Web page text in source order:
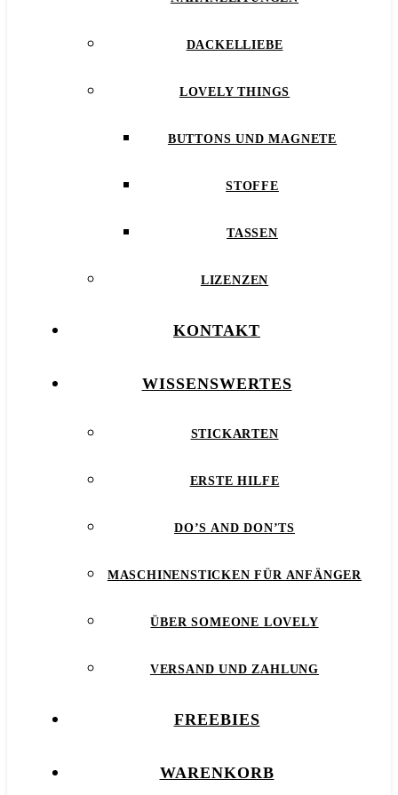
DACKELLIEBE
LOVELY THINGS
BUTTONS UND MAGNETE
STOFFE
TASSEN
LIZENZEN
KONTAKT
WISSENSWERTES
STICKARTEN
ERSTE HILFE
DO’S AND DON’TS
MASCHINENSTICKEN FÜR ANFÄNGER
ÜBER SOMEONE LOVELY
VERSAND UND ZAHLUNG
FREEBIES
WARENKORB